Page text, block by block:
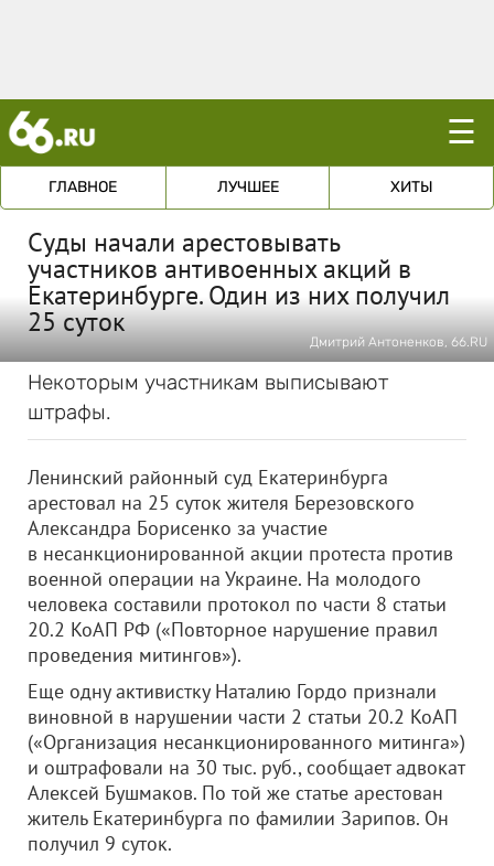
☰
ГЛАВНОЕ ЛУЧШЕЕ ХИТЫ
Суды начали арестовывать
участников антивоенных акций в
Екатеринбурге. Один из них получил
25 суток
Дмитрий Антоненков, 66.RU
Некоторым участникам выписывают
штрафы.
Ленинский районный суд Екатеринбурга
арестовал на 25 суток жителя Березовского
Александра Борисенко за участие
в несанкционированной акции протеста против
военной операции на Украине. На молодого
человека составили протокол по части 8 статьи
20.2 КоАП РФ («Повторное нарушение правил
проведения митингов»).
Еще одну активистку Наталию Гордо признали
виновной в нарушении части 2 статьи 20.2 КоАП
(«Организация несанкционированного митинга»)
и оштрафовали на 30 тыс. руб., сообщает адвокат
Алексей Бушмаков. По той же статье арестован
житель Екатеринбурга по фамилии Зарипов. Он
получил 9 суток.